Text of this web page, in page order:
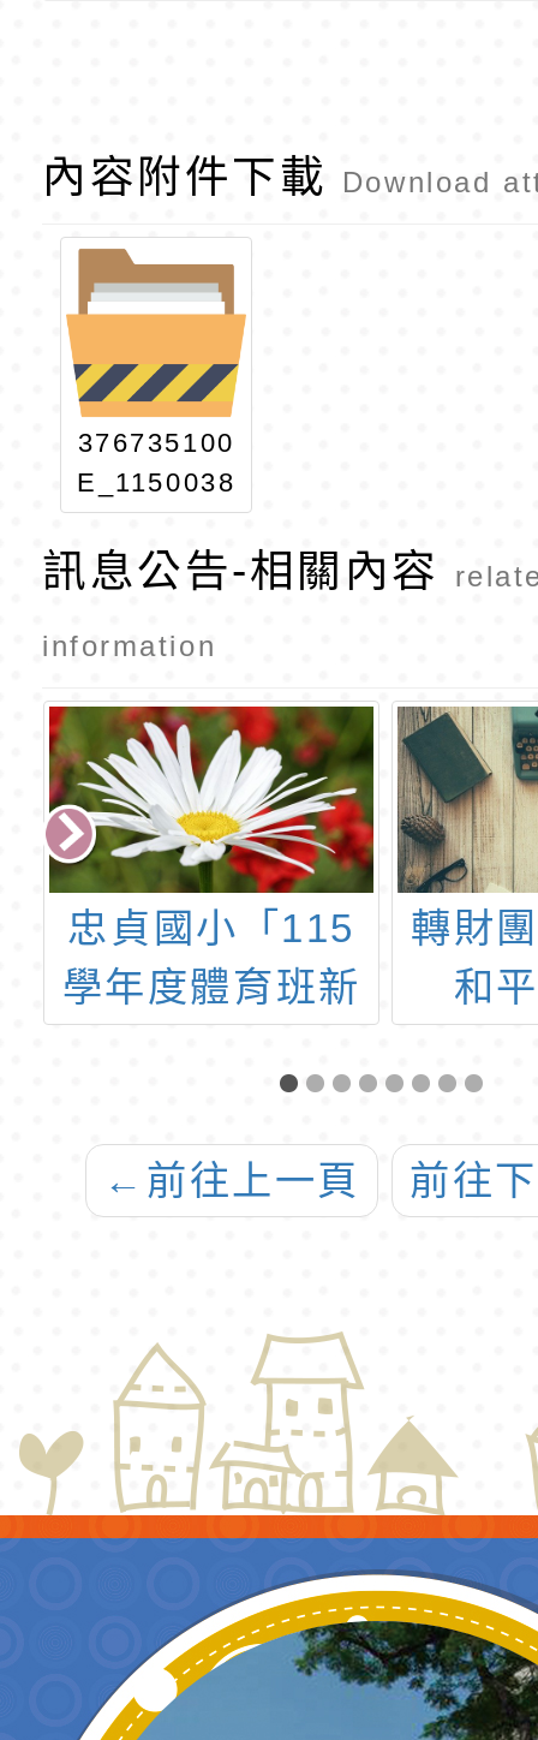
內容附件下載 Download
376735100
E_1150038
302_ATTA
CH2
訊息公告-相關內容
information
忠貞國小「115
學年度體育班新
轉財
和
遷環
社會
候教
← 前往上一頁 前往